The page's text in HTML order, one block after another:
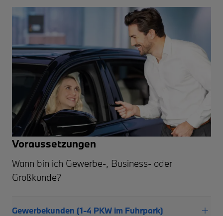
Voraussetzungen
Wann bin ich Gewerbe-, Business- oder
Großkunde?
Gewerbekunden (1-4 PKW im Fuhrpark)